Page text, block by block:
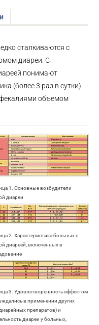
сталкиваются с
диареи. С
понимают
(более 3 раз в сутки)
объемом
1. Основные возбудители
диареи
2. Характеристика больных с
диареей, включенных в
3. Удовлетворенность эффектом
в применении других
препаратов) и
диареи у больных,